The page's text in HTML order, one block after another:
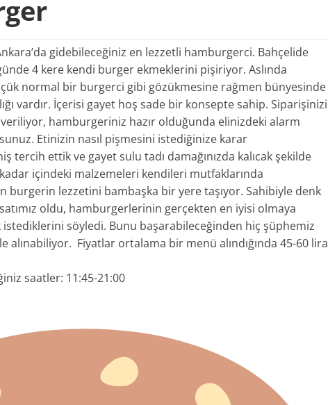
gidebileceğiniz en lezzetli hamburgerci. Bahçelide
4 kere kendi burger ekmeklerini pişiriyor. Aslında
normal bir burgerci gibi gözükmesine rağmen bünyesinde
vardır. İçerisi gayet hoş sade bir konsepte sahip. Siparişinizi
hamburgeriniz hazır olduğunda elinizdeki alarm
Etinizin nasıl pişmesini istediğinize karar
tercih ettik ve gayet sulu tadı damağınızda kalıcak şekilde
içindeki malzemeleri kendileri mutfaklarında
burgerin lezzetini bambaşka bir yere taşıyor. Sahibiyle denk
oldu, hamburgerlerinin gerçekten en iyisi olmaya
istediklerini söyledi. Bunu başarabileceğinden hiç şüphemiz
alınabiliyor. Fiyatlar ortalama bir menü alındığında 45-60 lira
saatler: 11:45-21:00